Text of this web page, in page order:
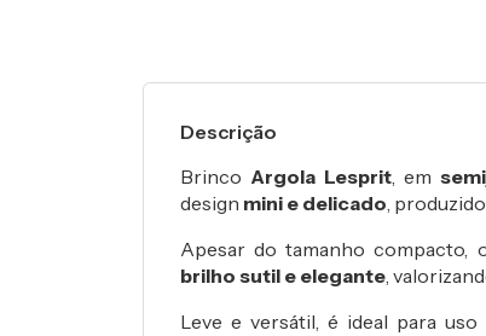
Descrição
Brinco Argola Lesprit, em
design mini e delicado,
Apesar do tamanho compacto,
brilho sutil e elegante,
Leve e versátil, é ideal para uso